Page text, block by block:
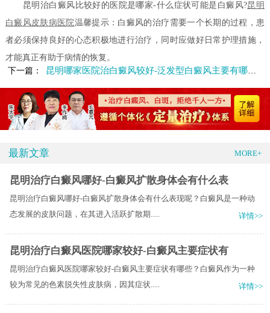
昆明治白癜风比较好的医院是哪家-什么症状可能是白癜风?昆明
白癜风皮肤病医院温馨提示：白癜风的治疗需要一个长期的过程，患
者必须保持良好的心态积极地进行治疗，同时应做好日常护理措施，
才能真正有助于病情的恢复。
下一篇：
昆明哪家医院治白癜风较好-泛发型白癜风主要有哪些症状
最新文章 MORE+
昆明治疗白癜风哪好-白癜风扩散身体会有什么表
昆明治疗白癜风哪好-白癜风扩散身体会有什么表现呢？白癜风是一种动
态发展的皮肤问题，在其进入活跃扩散期.....
详情>>
昆明治疗白癜风医院哪家较好-白癜风主要症状有
昆明治疗白癜风医院哪家较好-白癜风主要症状有哪些？白癜风作为一种
较为常见的色素脱失性皮肤病，因其症状.....
详情>>